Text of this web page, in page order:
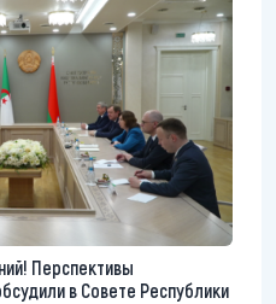
Перспективы
в Совете Республики